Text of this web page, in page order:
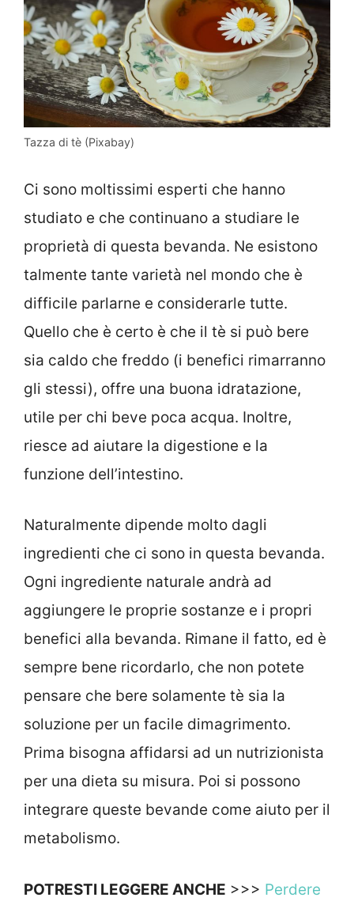
Tazza di tè (Pixabay)
Ci sono moltissimi esperti che hanno
studiato e che continuano a studiare le
proprietà di questa bevanda. Ne esistono
talmente tante varietà nel mondo che è
difficile parlarne e considerarle tutte.
Quello che è certo è che il tè si può bere
sia caldo che freddo (i benefici rimarranno
gli stessi), offre una buona idratazione,
utile per chi beve poca acqua. Inoltre,
riesce ad aiutare la digestione e la
funzione dell’intestino.
Naturalmente dipende molto dagli
ingredienti che ci sono in questa bevanda.
Ogni ingrediente naturale andrà ad
aggiungere le proprie sostanze e i propri
benefici alla bevanda. Rimane il fatto, ed è
sempre bene ricordarlo, che non potete
pensare che bere solamente tè sia la
soluzione per un facile dimagrimento.
Prima bisogna affidarsi ad un nutrizionista
per una dieta su misura. Poi si possono
integrare queste bevande come aiuto per il
metabolismo.
POTRESTI LEGGERE ANCHE >>> Perdere